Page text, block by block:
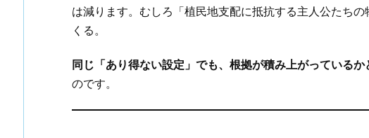
は減ります。むしろ「植民地支配に抵抗する主人公たち
くる。
同じ「あり得ない設定」でも、根拠が積み上がっている
のです。